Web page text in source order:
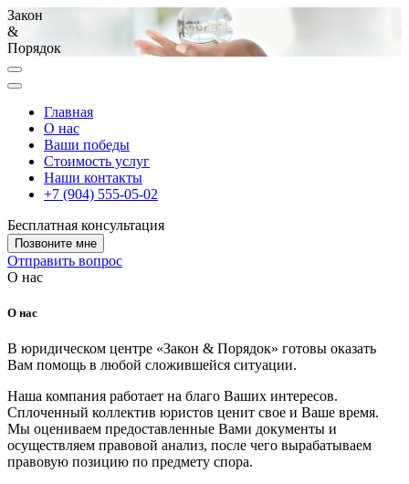
Закон
&
Порядок
Главная
О нас
Ваши победы
Стоимость услуг
Наши контакты
+7 (904) 555-05-02
Бесплатная консультация
Позвоните мне
Отправить вопрос
О нас
О нас
В юридическом центре «Закон & Порядок» готовы оказать
Вам помощь в любой сложившейся ситуации.
Наша компания работает на благо Ваших интересов.
Сплоченный коллектив юристов ценит свое и Ваше время.
Мы оцениваем предоставленные Вами документы и
осуществляем правовой анализ, после чего вырабатываем
правовую позицию по предмету спора.